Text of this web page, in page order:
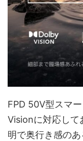
FPD 50V型スマ
Visionに対応して
明で奥行き感の